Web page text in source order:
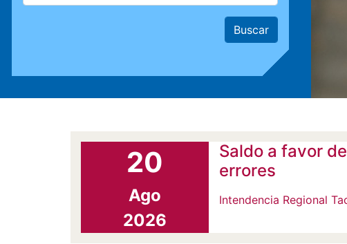
20
Ago
2026
Saldo a favor
errores
Intendencia Regional